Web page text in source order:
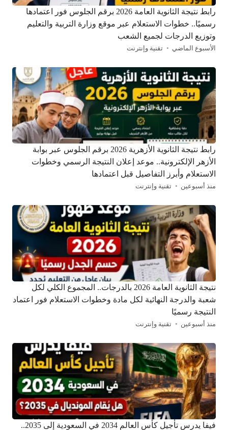
رابط نتيجة الثانوية العامة 2026 برقم الجلوس فور اعتمادها
رسميًا.. خطوات الاستعلام عبر موقع وزارة التربية والتعليم
وتوزيع الدرجات لجميع الشعب
الأسبوع الماضي تقنية وإنترنت
رابط نتيجة الثانوية الأزهرية 2026 برقم الجلوس عبر بوابة
الأزهر الإلكترونية.. موعد إعلان النتيجة الرسمي وخطوات
الاستعلام وأبرز التفاصيل قبل اعتمادها
منذ أسبوعين تقنية وإنترنت
نتيجة الثانوية العامة 2026 بالدرجات.. المجموع الكلي لكل
شعبة والدرجة النهائية لكل مادة وخطوات الاستعلام فور اعتماد
النتيجة رسميًا
منذ أسبوعين تقنية وإنترنت
فيفا يدرس تأجيل كأس العالم 2034 في السعودية إلى 2035..